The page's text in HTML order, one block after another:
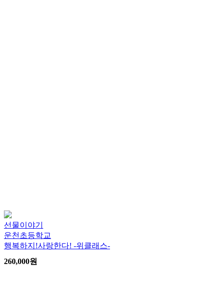
선물이야기
운천초등학교
행복하지!사랑한다! -위클래스-
260,000원